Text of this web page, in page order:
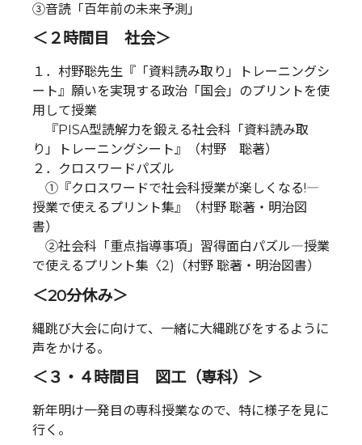
③音読「百年前の未来予測」
＜２時間目 社会＞
１．村野聡先生『「資料読み取り」トレーニングシ
ート』願いを実現する政治「国会」のプリントを使
用して授業
『PISA型読解力を鍛える社会科「資料読み取
り」トレーニングシート』（村野 聡著）
２．クロスワードパズル
①『クロスワードで社会科授業が楽しくなる!―
授業で使えるプリント集』（村野 聡著・明治図
書）
②社会科「重点指導事項」習得面白パズル―授業
で使えるプリント集〈2)（村野 聡著・明治図書）
＜20分休み＞
縄跳び大会に向けて、一緒に大縄跳びをするように
声をかける。
＜３・４時間目 図工（専科）＞
新年明け一発目の専科授業なので、特に様子を見に
行く。